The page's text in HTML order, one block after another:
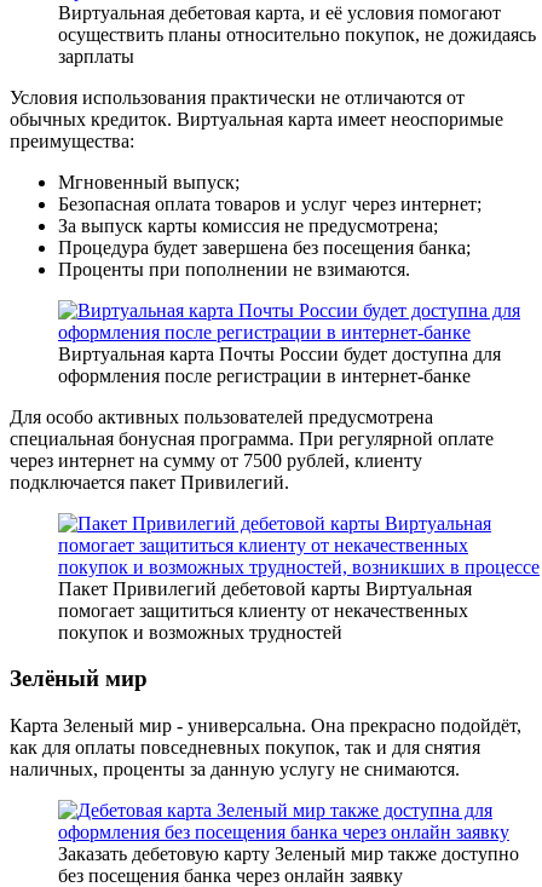
Виртуальная дебетовая карта, и её условия помогают
осуществить планы относительно покупок, не дожидаясь
зарплаты
Условия использования практически не отличаются от
обычных кредиток. Виртуальная карта имеет неоспоримые
преимущества:
Мгновенный выпуск;
Безопасная оплата товаров и услуг через интернет;
За выпуск карты комиссия не предусмотрена;
Процедура будет завершена без посещения банка;
Проценты при пополнении не взимаются.
Виртуальная карта Почты России будет доступна для
оформления после регистрации в интернет-банке
Для особо активных пользователей предусмотрена
специальная бонусная программа. При регулярной оплате
через интернет на сумму от 7500 рублей, клиенту
подключается пакет Привилегий.
Пакет Привилегий дебетовой карты Виртуальная
помогает защититься клиенту от некачественных
покупок и возможных трудностей
Зелёный мир
Карта Зеленый мир - универсальна. Она прекрасно подойдёт,
как для оплаты повседневных покупок, так и для снятия
наличных, проценты за данную услугу не снимаются.
Заказать дебетовую карту Зеленый мир также доступно
без посещения банка через онлайн заявку